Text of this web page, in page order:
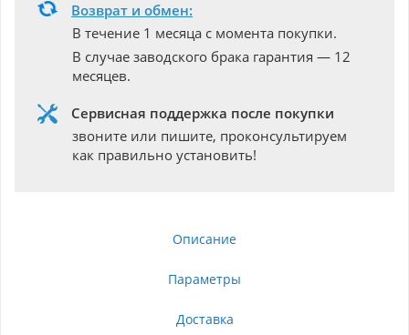
Возврат и обмен:
В течение 1 месяца с момента покупки.
В случае заводского брака гарантия — 12
месяцев.
Сервисная поддержка после покупки
звоните или пишите, проконсультируем
как правильно установить!
Описание
Параметры
Доставка